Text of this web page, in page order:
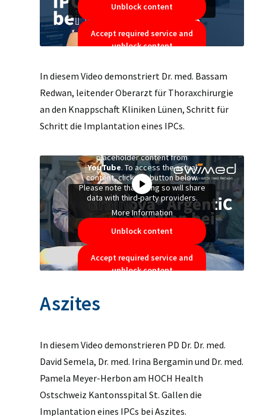
Unblock content
Accept required service and
unblock content
In diesem Video demonstriert Dr. med. Bassam
Redwan, leitender Oberarzt für Thoraxchirurgie
an den Knappschaft Kliniken Lünen, Schritt für
Schritt die Implantation eines IPCs.
placeholder content from
YouTube. To access the actual
content, click the button below.
Please note that doing so will share
data with third-party providers.
More Information
Unblock content
Accept required service and
unblock content
Aszites
In diesem Video demonstrieren PD Dr. Dr. med.
David Semela, Dr. med. Irina Bergamin und Dr. med.
Pamela Meyer-Herbon am HOCH Health
Ostschweiz Kantonsspital St. Gallen die
Implantation eines IPCs bei Aszites.